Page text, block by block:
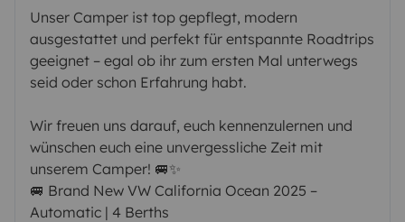
Unser Camper ist top gepflegt, modern
ausgestattet und perfekt für entspannte Roadtrips
geeignet – egal ob ihr zum ersten Mal unterwegs
seid oder schon Erfahrung habt.
Wir freuen uns darauf, euch kennenzulernen und
wünschen euch eine unvergessliche Zeit mit
unserem Camper! 🚐✨
🚐 Brand New VW California Ocean 2025 –
Automatic | 4 Berths